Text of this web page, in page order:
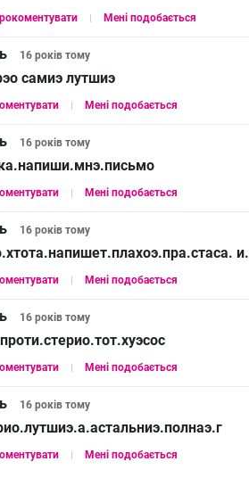
Мені подобається
16 років тому
самиэ лутшиэ
Мені подобається
16 років тому
Мені подобається
16 років тому
Мені подобається
16 років тому
Мені подобається
16 років тому
Мені подобається